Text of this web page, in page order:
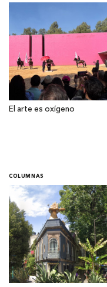
El arte es oxígeno
COLUMNAS